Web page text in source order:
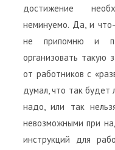
достижение
неминуемо. Да, и
не припомню и
организовать такую
от работников с
думал, что так будет
надо, или так
невозможными при
инструкций для